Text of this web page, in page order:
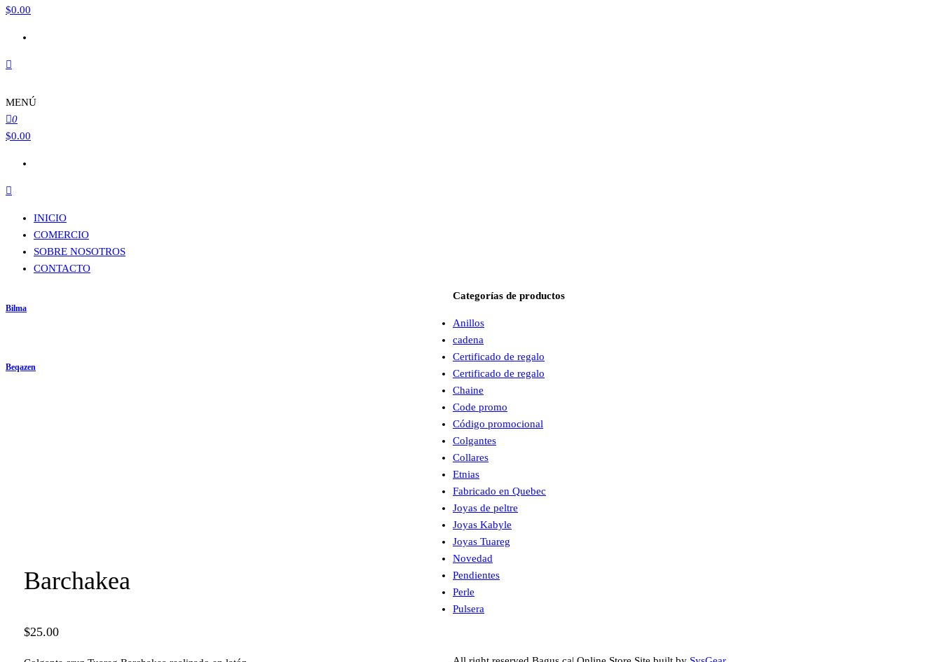
$0.00
MENÚ
0
$0.00
INICIO
COMERCIO
SOBRE NOSOTROS
CONTACTO
Bilma
Beqazen
Barchakea
$25.00
Categorías de productos
Anillos
cadena
Certificado de regalo
Certificado de regalo
Chaine
Code promo
Código promocional
Colgantes
Collares
Etnias
Fabricado en Quebec
Joyas de peltre
Joyas Kabyle
Joyas Tuareg
Novedad
Pendientes
Perle
Pulsera